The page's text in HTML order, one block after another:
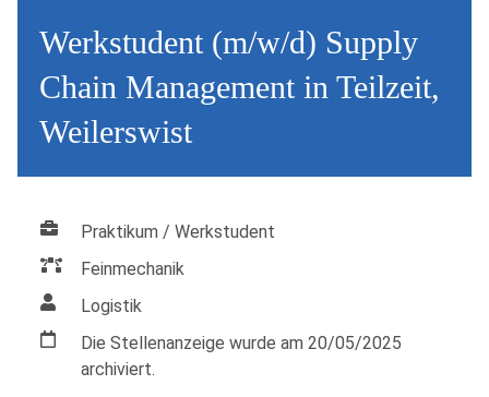
Werkstudent (m/w/d) Supply
Chain Management in Teilzeit,
Weilerswist
Praktikum / Werkstudent
Feinmechanik
Logistik
Die Stellenanzeige wurde am 20/05/2025
archiviert.